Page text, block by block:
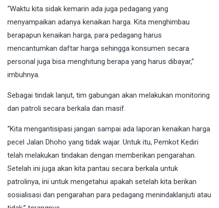
“Waktu kita sidak kemarin ada juga pedagang yang
menyampaikan adanya kenaikan harga. Kita menghimbau
berapapun kenaikan harga, para pedagang harus
mencantumkan daftar harga sehingga konsumen secara
personal juga bisa menghitung berapa yang harus dibayar,”
imbuhnya.
Sebagai tindak lanjut, tim gabungan akan melakukan monitoring
dan patroli secara berkala dan masif.
“Kita mengantisipasi jangan sampai ada laporan kenaikan harga
pecel Jalan Dhoho yang tidak wajar. Untuk itu, Pemkot Kediri
telah melakukan tindakan dengan memberikan pengarahan.
Setelah ini juga akan kita pantau secara berkala untuk
patrolinya, ini untuk mengetahui apakah setelah kita berikan
sosialisasi dan pengarahan para pedagang menindaklanjuti atau